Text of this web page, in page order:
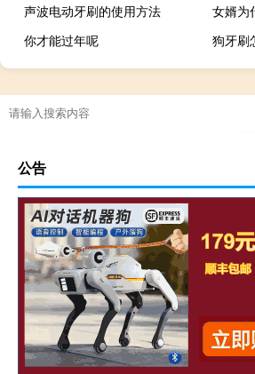
声波电动牙刷的使用方法
女婿为
你才能过年呢
狗牙刷
公告